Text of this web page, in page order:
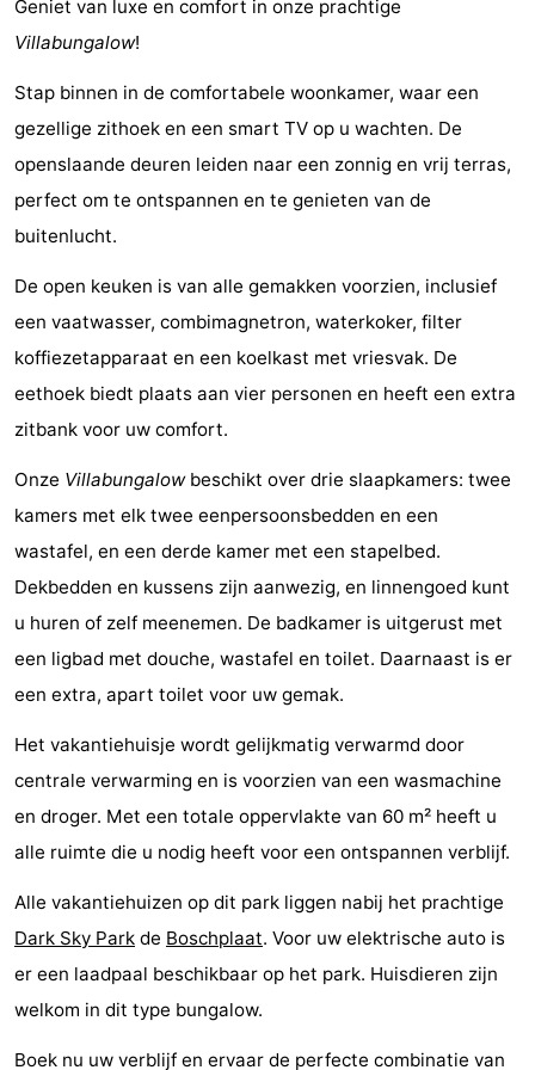
Elements
Kaap
West
-
Résidence
Terschelling
-
Strandappartementen
West
Terschelling
-
Tjermelân
Bed
(&
breakfasts)
Campings
Hotels
Vakantiehuizen
De
Riesen
-
Elements
Schuttersbos
-
Tjermelân
Last
Zien
Bezienswaardigheden
Musea
-
Monumenten
Kerken
-
Geniet van luxe en comfort in onze prachtige
Villabungalow!
Stap binnen in de comfortabele woonkamer, waar een
gezellige zithoek en een smart TV op u wachten. De
openslaande deuren leiden naar een zonnig en vrij terras,
perfect om te ontspannen en te genieten van de
buitenlucht.
De open keuken is van alle gemakken voorzien, inclusief
een vaatwasser, combimagnetron, waterkoker, filter
koffiezetapparaat en een koelkast met vriesvak. De
eethoek biedt plaats aan vier personen en heeft een extra
zitbank voor uw comfort.
Onze Villabungalowbeschikt over drie slaapkamers: twee
kamers met elk twee eenpersoonsbedden en een
wastafel, en een derde kamer met een stapelbed.
Dekbedden en kussens zijn aanwezig, en linnengoed kunt
u huren of zelf meenemen. De badkamer is uitgerust met
een ligbad met douche, wastafel en toilet. Daarnaast is er
een extra, apart toilet voor uw gemak.
Het vakantiehuisje wordt gelijkmatig verwarmd door
centrale verwarming en is voorzien van een wasmachine
en droger. Met een totale oppervlakte van 60 m² heeft u
alle ruimte die u nodig heeft voor een ontspannen verblijf.
Alle vakantiehuizen op dit park liggen nabij het prachtige
Dark Sky Park de Boschplaat. Voor uw elektrische auto is
er een laadpaal beschikbaar op het park. Huisdieren zijn
welkom in dit type bungalow.
Boek nu uw verblijf en ervaar de perfecte combinatie van